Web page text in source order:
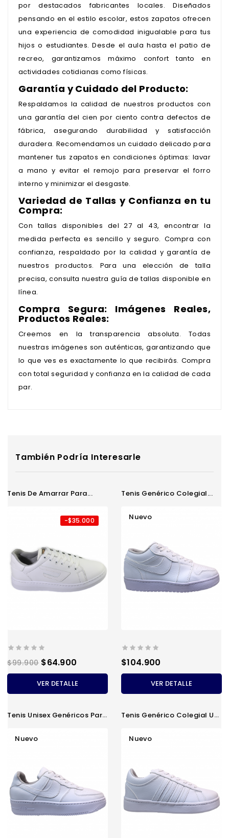
por destacados fabricantes locales. Diseñados
pensando en el estilo escolar, estos zapatos ofrecen
una experiencia de comodidad inigualable para tus
hijos o estudiantes. Desde el aula hasta el patio de
recreo, garantizamos máximo confort tanto en
actividades cotidianas como físicas.
Garantía y Cuidado del Producto:
Respaldamos la calidad de nuestros productos con
una garantía del cien por ciento contra defectos de
fábrica, asegurando durabilidad y satisfacción
duradera. Recomendamos un cuidado delicado para
mantener tus zapatos en condiciones óptimas: lavar
a mano y evitar el remojo para preservar el forro
interno y minimizar el desgaste.
Variedad de Tallas y Confianza en tu
Compra:
Con tallas disponibles del 27 al 43, encontrar la
medida perfecta es sencillo y seguro. Compra con
confianza, respaldado por la calidad y garantía de
nuestros productos. Para una elección de talla
precisa, consulta nuestra guía de tallas disponible en
línea.
Compra Segura: Imágenes Reales,
Productos Reales:
Creemos en la transparencia absoluta. Todas
nuestras imágenes son auténticas, garantizando que
lo que ves es exactamente lo que recibirás. Compra
con total seguridad y confianza en la calidad de cada
par.
También Podría Interesarle
Tenis De Amarrar Para...
Precio
regular
$99.900
-$35.000
Precio
$64.900
VER DETALLE
Tenis Genérico Colegial...
Nuevo
Precio
$104.900
VER DETALLE
Tenis Unisex Genéricos Para...
Nuevo
Tenis Genérico Colegial Unisex
Nuevo